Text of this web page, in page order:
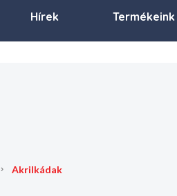
Hírek Termékeink
akrilkádak